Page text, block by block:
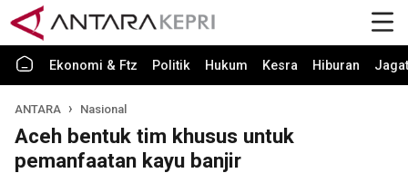
Ekonomi & Ftz Politik Hukum Kesra Hiburan Jagat
ANTARA Nasional
Aceh bentuk tim khusus untuk
pemanfaatan kayu banjir